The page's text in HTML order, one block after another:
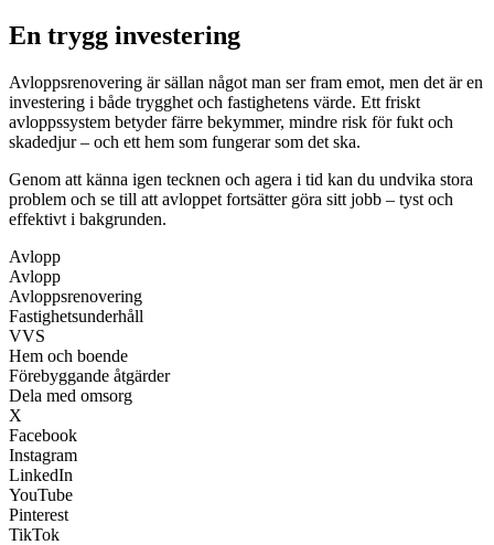
En trygg investering
Avloppsrenovering är sällan något man ser fram emot, men det är en
investering i både trygghet och fastighetens värde. Ett friskt
avloppssystem betyder färre bekymmer, mindre risk för fukt och
skadedjur – och ett hem som fungerar som det ska.
Genom att känna igen tecknen och agera i tid kan du undvika stora
problem och se till att avloppet fortsätter göra sitt jobb – tyst och
effektivt i bakgrunden.
Avlopp
Avlopp
Avloppsrenovering
Fastighetsunderhåll
VVS
Hem och boende
Förebyggande åtgärder
Dela med omsorg
X
Facebook
Instagram
LinkedIn
YouTube
Pinterest
TikTok